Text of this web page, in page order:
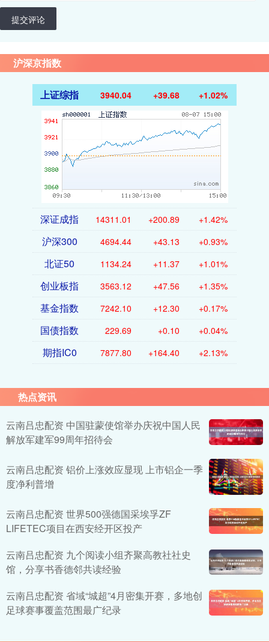
提交评论
沪深京指数
上证综指 3940.04 +39.68 +1.02%
深证成指 14311.01 +200.89 +1.42%
沪深300 4694.44 +43.13 +0.93%
北证50 1134.24 +11.37 +1.01%
创业板指 3563.12 +47.56 +1.35%
基金指数 7242.10 +12.30 +0.17%
国债指数 229.69 +0.10 +0.04%
期指IC0 7877.80 +164.40 +2.13%
热点资讯
云南吕忠配资 中国驻蒙使馆举办庆祝中国人民
解放军建军99周年招待会
云南吕忠配资 铝价上涨效应显现 上市铝企一季
度净利普增
云南吕忠配资 世界500强德国采埃孚ZF
LIFETEC项目在西安经开区投产
云南吕忠配资 九个阅读小组齐聚高教社社史
馆，分享书香德邻共读经验
云南吕忠配资 省域“城超”4月密集开赛，多地创
足球赛事覆盖范围最广纪录